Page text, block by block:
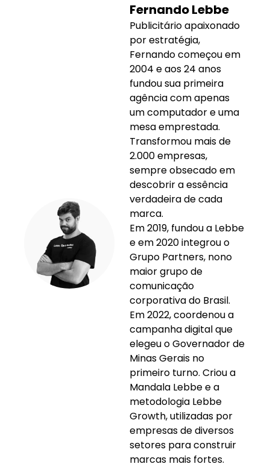
Fernando Lebbe
Publicitário apaixonado
por estratégia,
Fernando começou em
2004 e aos 24 anos
fundou sua primeira
agência com apenas
um computador e uma
mesa emprestada.
Transformou mais de
2.000 empresas,
sempre obsecado em
descobrir a essência
verdadeira de cada
marca.
Em 2019, fundou a Lebbe
e em 2020 integrou o
Grupo Partners, nono
maior grupo de
comunicação
corporativa do Brasil.
Em 2022, coordenou a
campanha digital que
elegeu o Governador de
Minas Gerais no
primeiro turno. Criou a
Mandala Lebbe e a
metodologia Lebbe
Growth, utilizadas por
empresas de diversos
setores para construir
marcas mais fortes.